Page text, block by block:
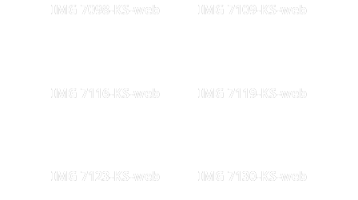
IMG 7098-KS-web IMG 7109-KS-web
IMG 7116-KS-web IMG 7119-KS-web
IMG 7123-KS-web IMG 7130-KS-web